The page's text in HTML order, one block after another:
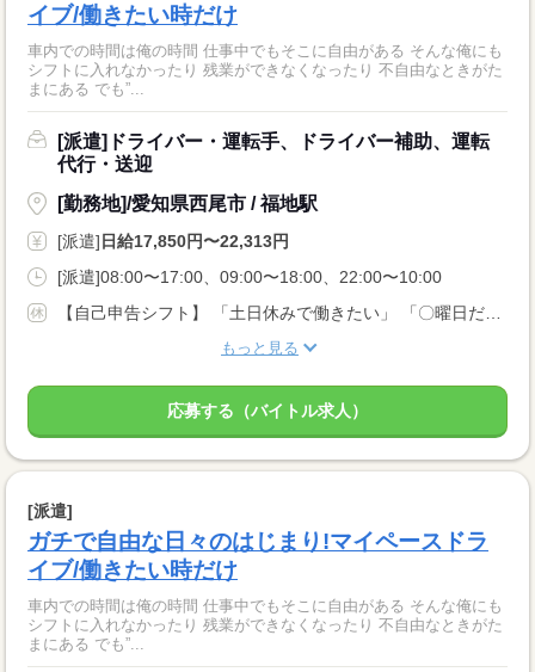
イブ/働きたい時だけ
車内での時間は俺の時間 仕事中でもそこに自由がある そんな俺にも
シフトに入れなかったり 残業ができなくなったり 不自由なときがた
まにある でも”...
[派遣]ドライバー・運転手、ドライバー補助、運転
代行・送迎
[勤務地]/愛知県西尾市 / 福地駅
[派遣] 日給17,850円〜22,313円
[派遣]08:00〜17:00、09:00〜18:00、22:00〜10:00
【自己申告シフト】 「土日休みで働きたい」 「〇曜日だけ働きたい」 働きたい日は事前に選べます。 お休み希望の曜日・時間についても 面談の際に教えてくださいね。 ※こちらは中型以上のお仕事の例です
もっと見る
応募する（バイトル求人）
[派遣]
ガチで自由な日々のはじまり!マイペースドラ
イブ/働きたい時だけ
車内での時間は俺の時間 仕事中でもそこに自由がある そんな俺にも
シフトに入れなかったり 残業ができなくなったり 不自由なときがた
まにある でも”...